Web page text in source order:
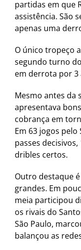
partidas em que
assistência. São
apenas uma
O único tropeço
segundo turno
em derrota por 3
Mesmo antes da
apresentava
cobrança em
Em 63 jogos
passes
dribles certos.
Outro destaque
grandes. Em
meia participou
os rivais do
São Paulo,
balançou as